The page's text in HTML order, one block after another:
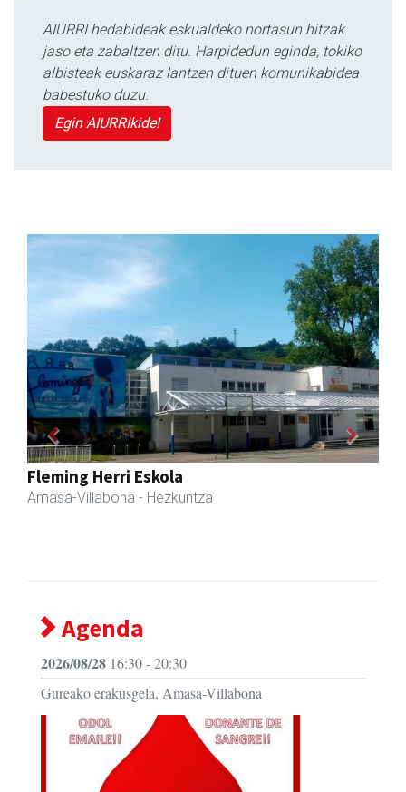
AIURRI hedabideak eskualdeko nortasun hitzak
jaso eta zabaltzen ditu. Harpidedun eginda, tokiko
albisteak euskaraz lantzen dituen komunikabidea
babestuko duzu.
Egin AIURRIkide!
Erniobea BHI
Amasa-Villabona - Hezkuntza
Previous Next
Agenda
2026/08/28 16:30 - 20:30
Gureako erakusgela, Amasa-Villabona